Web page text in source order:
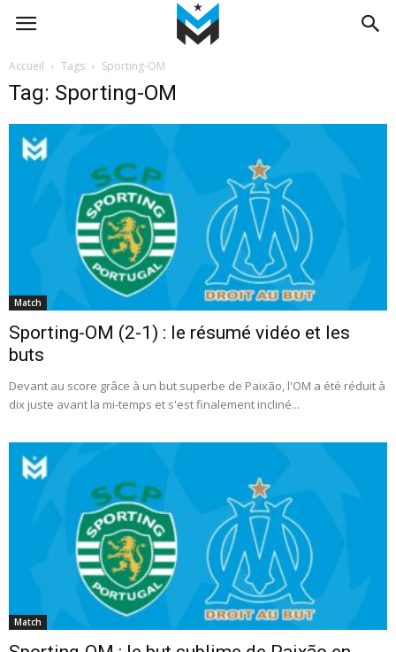
Accueil Tags Sporting-OM
Tag: Sporting-OM
Match
Sporting-OM (2-1) : le résumé vidéo et les
buts
Devant au score grâce à un but superbe de Paixão, l'OM a été réduit à
dix juste avant la mi-temps et s'est finalement incliné...
Match